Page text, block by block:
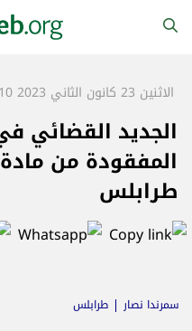
الاثنين 23 كانون الثاني 2023 18:01:10
الجديد القضائي
المفقودة من
طرابلس
سمرندا نصار طرابلس